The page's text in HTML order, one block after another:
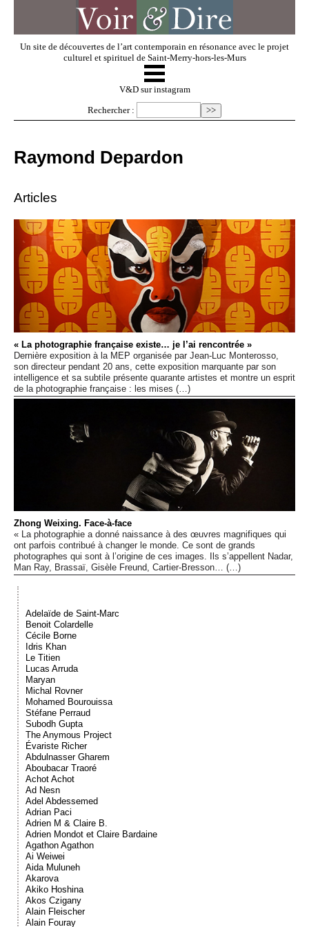
Un site de découvertes de l’art contemporain en résonance avec le projet
culturel et spirituel de Saint-Merry-hors-les-Murs
V & D
Regarder
Dossiers
Événements
Sacré
Cousinages
☰
V&D sur instagram
Rechercher :
Raymond Depardon
Articles
« La photographie française existe… je l’ai rencontrée »
Dernière exposition à la MEP organisée par Jean-Luc Monterosso,
son directeur pendant 20 ans, cette exposition marquante par son
intelligence et sa subtile présente quarante artistes et montre un esprit
de la photographie française : les mises (…)
Zhong Weixing. Face-à-face
« La photographie a donné naissance à des œuvres magnifiques qui
ont parfois contribué à changer le monde. Ce sont de grands
photographes qui sont à l’origine de ces images. Ils s’appellent Nadar,
Man Ray, Brassaï, Gisèle Freund, Cartier-Bresson… (…)
Adelaïde de Saint-Marc
Benoit Colardelle
Cécile Borne
Idris Khan
Le Titien
Lucas Arruda
Maryan
Michal Rovner
Mohamed Bourouissa
Stéfane Perraud
Subodh Gupta
The Anymous Project
Évariste Richer
Abdulnasser Gharem
Aboubacar Traoré
Achot Achot
Ad Nesn
Adel Abdessemed
Adrian Paci
Adrien M & Claire B.
Adrien Mondot et Claire Bardaine
Agathon Agathon
Ai Weiwei
Aida Muluneh
Akarova
Akiko Hoshina
Akos Czigany
Alain Fleischer
Alain Fouray